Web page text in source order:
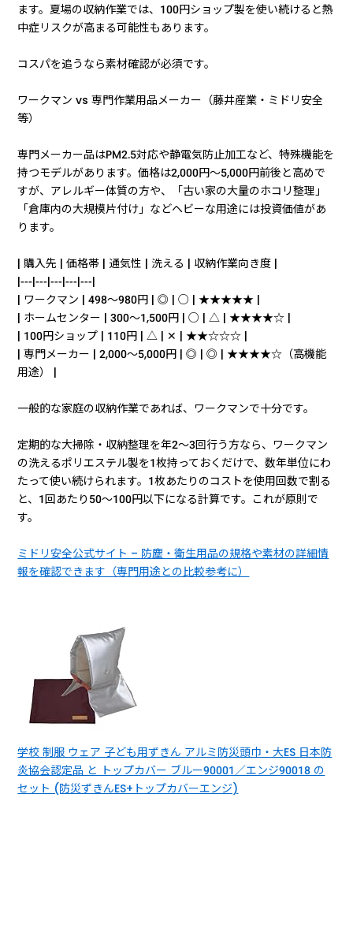
ます。夏場の収納作業では、100円ショップ製を使い続けると熱
中症リスクが高まる可能性もあります。
コスパを追うなら素材確認が必須です。
ワークマン vs 専門作業用品メーカー（藤井産業・ミドリ安全
等）
専門メーカー品はPM2.5対応や静電気防止加工など、特殊機能を
持つモデルがあります。価格は2,000円〜5,000円前後と高めで
すが、アレルギー体質の方や、「古い家の大量のホコリ整理」
「倉庫内の大規模片付け」などヘビーな用途には投資価値があ
ります。
| 購入先 | 価格帯 | 通気性 | 洗える | 収納作業向き度 |
|---|---|---|---|---|
| ワークマン | 498〜980円 | ◎ | ○ | ★★★★★ |
| ホームセンター | 300〜1,500円 | ○ | △ | ★★★★☆ |
| 100円ショップ | 110円 | △ | ✕ | ★★☆☆☆ |
| 専門メーカー | 2,000〜5,000円 | ◎ | ◎ | ★★★★☆（高機能
用途） |
一般的な家庭の収納作業であれば、ワークマンで十分です。
定期的な大掃除・収納整理を年2〜3回行う方なら、ワークマン
の洗えるポリエステル製を1枚持っておくだけで、数年単位にわ
たって使い続けられます。1枚あたりのコストを使用回数で割る
と、1回あたり50〜100円以下になる計算です。これが原則で
す。
ミドリ安全公式サイト – 防塵・衛生用品の規格や素材の詳細情
報を確認できます（専門用途との比較参考に）
学校 制服 ウェア 子ども用ずきん アルミ防災頭巾・大ES 日本防
炎協会認定品 と トップカバー ブルー90001／エンジ90018 の
セット (防災ずきんES+トップカバーエンジ)